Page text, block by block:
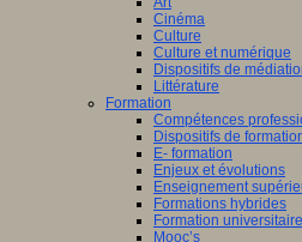
Cinéma
Culture
Culture et numérique
Dispositifs de
Littérature
Formation
Compétences
Dispositifs de
E- formation
Enjeux et évolutions
Enseignement
Formations hybrides
Formation universitaire
Mooc’s